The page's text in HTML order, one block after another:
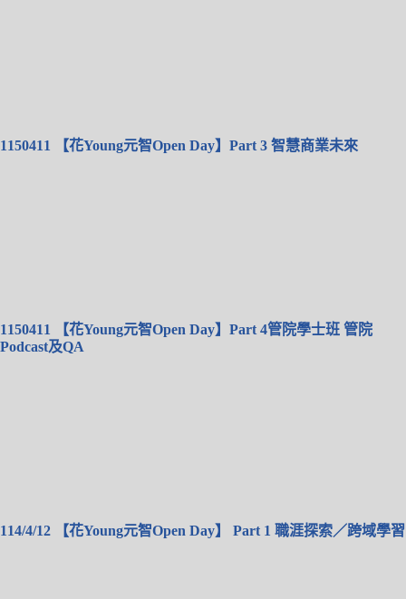
1150411 【花Young元智Open Day】Part 3 智慧商業未來
1150411 【花Young元智Open Day】Part 4管院學士班 管院
Podcast及QA
114/4/12 【花Young元智Open Day】 Part 1 職涯探索／跨域學習